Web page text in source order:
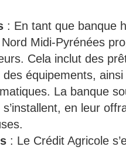
: En tant que banque
Midi-Pyrénées
Cela inclut des
des équipements,
La banque
en leur
: Le Crédit Agricole